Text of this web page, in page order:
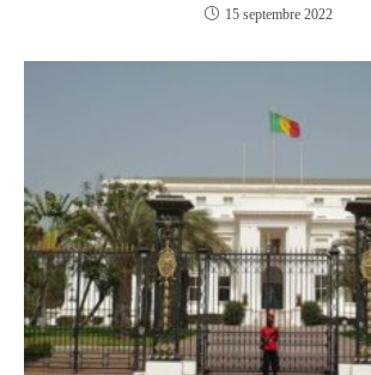
15 septembre 2022